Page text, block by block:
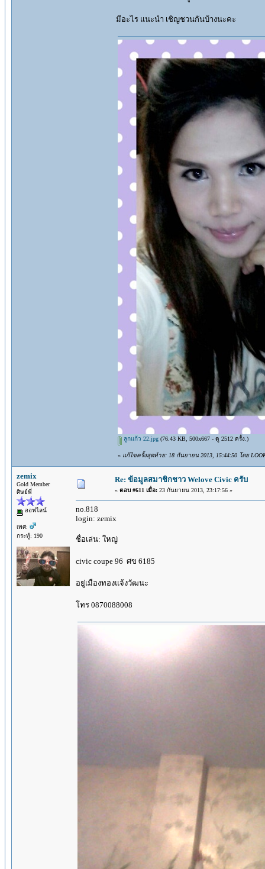
มีอะไร แนะนำ เชิญชวนกันบ้างนะคะ
ลูกแก้ว 22.jpg (76.43 KB, 500x667 - ดู 2512 ครั้ง.)
« แก้ไขครั้งสุดท้าย: 18 กันยายน 2013, 15:44:50 โดย
zemix
Gold Member
ศิษย์พี่
ออฟไลน์
เพศ:
กระทู้: 190
Re: ข้อมูลสมาชิกชาว Welove Civic ครับ
« ตอบ #611 เมื่อ: 23 กันยายน 2013, 23:17:56 »
no.818
login: zemix
ชื่อเล่น: ใหญ่
civic coupe 96 ศข 6185
อยู่เมืองทองแจ้งวัฒนะ
โทร 0870088008